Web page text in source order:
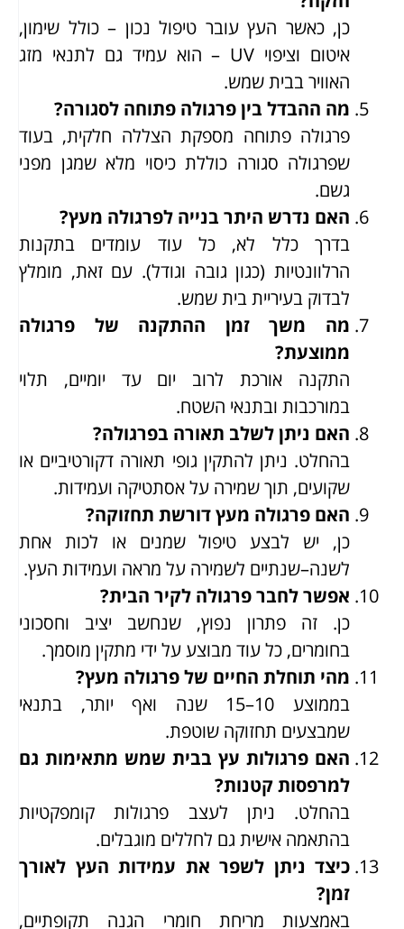
כן, כאשר העץ עובר טיפול נכון – כולל שימון,
איטום וציפוי UV – הוא עמיד גם לתנאי מזג
האוויר בבית שמש.
מה ההבדל בין פרגולה פתוחה לסגורה?
פרגולה פתוחה מספקת הצללה חלקית, בעוד
שפרגולה סגורה כוללת כיסוי מלא שמגן מפני
גשם.
האם נדרש היתר בנייה לפרגולה מעץ?
בדרך כלל לא, כל עוד עומדים בתקנות
הרלוונטיות (כגון גובה וגודל). עם זאת, מומלץ
לבדוק בעיריית בית שמש.
מה משך זמן ההתקנה של פרגולה
ממוצעת?
התקנה אורכת לרוב יום עד יומיים, תלוי
במורכבות ובתנאי השטח.
האם ניתן לשלב תאורה בפרגולה?
בהחלט. ניתן להתקין גופי תאורה דקורטיביים או
שקועים, תוך שמירה על אסתטיקה ועמידות.
האם פרגולה מעץ דורשת תחזוקה?
כן, יש לבצע טיפול שמנים או לכות אחת
לשנה–שנתיים לשמירה על מראה ועמידות העץ.
אפשר לחבר פרגולה לקיר הבית?
כן. זה פתרון נפוץ, שנחשב יציב וחסכוני
בחומרים, כל עוד מבוצע על ידי מתקין מוסמך.
מהי תוחלת החיים של פרגולה מעץ?
בממוצע 10–15 שנה ואף יותר, בתנאי
שמבצעים תחזוקה שוטפת.
האם פרגולות עץ בבית שמש מתאימות גם
למרפסות קטנות?
בהחלט. ניתן לעצב פרגולות קומפקטיות
בהתאמה אישית גם לחללים מוגבלים.
כיצד ניתן לשפר את עמידות העץ לאורך
זמן?
באמצעות מריחת חומרי הגנה תקופתיים,